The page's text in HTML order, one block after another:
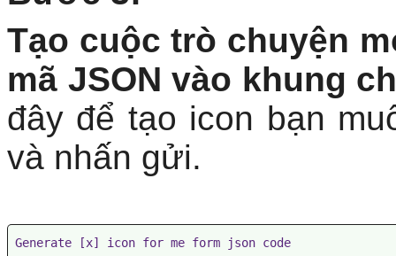
Tạo cuộc trò chuyện
mã JSON vào khung
đây để tạo icon bạn
và nhấn gửi.
Generate [x] icon for me form json code